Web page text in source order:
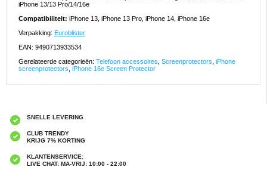
iPhone 13/13 Pro/14/16e
Compatibiliteit: iPhone 13, iPhone 13 Pro, iPhone 14, iPhone 16e
Verpakking: Euroblister
EAN: 9490713933534
Gerelateerde categorieën: Telefoon accessoires Screenprotectors iPhone
screenprotectors iPhone 16e Screen Protector
SNELLE LEVERING
CLUB TRENDY
KRIJG 7% KORTING
KLANTENSERVICE:
LIVE CHAT: MA-VRIJ: 10:00 - 22:00